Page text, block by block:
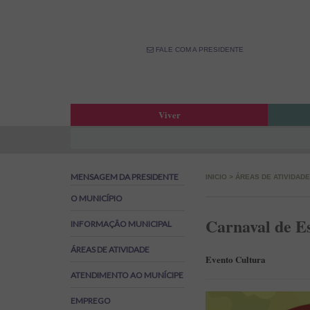
FALE COM A PRESIDENTE
Viver
Boletim Municipal
Agenda Municipal
Oferta Desportiva Municipal
Emprego na Autarquia
Fale
MENSAGEM DA PRESIDENTE
O MUNICÍPIO
INFORMAÇÃO MUNICIPAL
ÁREAS DE ATIVIDADE
ATENDIMENTO AO MUNÍCIPE
EMPREGO
INICIO > ÁREAS DE ATIVIDADE
Carnaval de
Evento Cultura